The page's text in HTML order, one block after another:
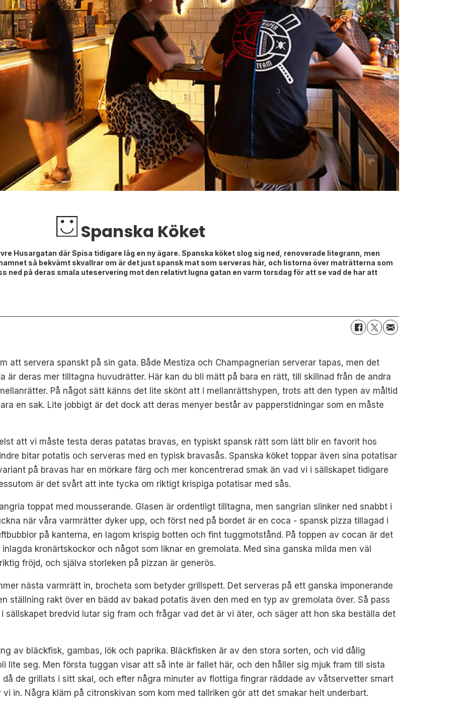
Spanska Köket
Husargatan där Spisa tidigare låg en ny ägare. Spanska köket slog sig ned, renoverade litegrann, men
så bekvämt skvallrar om är det just spansk mat som serveras här, och listorna över maträtterna som
ned på deras smala uteservering mot den relativt lugna gatan en varm torsdag för att se vad de har att
att servera spanskt på sin gata. Både Mestiza och Champagnerian serverar tapas, men det
är deras mer tilltagna huvudrätter. Här kan du bli mätt på bara en rätt, till skillnad från de andra
På något sätt känns det lite skönt att i mellanrättshypen, trots att den typen av måltid
en sak. Lite jobbigt är det dock att deras menyer består av papperstidningar som en måste
att vi måste testa deras patatas bravas, en typiskt spansk rätt som lätt blir en favorit hos
bitar potatis och serveras med en typisk bravasås. Spanska köket toppar även sina potatisar
på bravas har en mörkare färg och mer koncentrerad smak än vad vi i sällskapet tidigare
är det svårt att inte tycka om riktigt krispiga potatisar med sås.
toppat med mousserande. Glasen är ordentligt tilltagna, men sangrian slinker ned snabbt i
när våra varmrätter dyker upp, och först ned på bordet är en coca - spansk pizza tillagad i
på kanterna, en lagom krispig botten och fint tuggmotstånd. På toppen av cocan är det
kronärtskockor och något som liknar en gremolata. Med sina ganska milda men väl
fröjd, och själva storleken på pizzan är generös.
nästa varmrätt in, brocheta som betyder grillspett. Det serveras på ett ganska imponerande
ställning rakt över en bädd av bakad potatis även den med en typ av gremolata över. Så pass
sällskapet bredvid lutar sig fram och frågar vad det är vi äter, och säger att hon ska beställa det
av bläckfisk, gambas, lök och paprika. Bläckfisken är av den stora sorten, och vid dålig
lite seg. Men första tuggan visar att så inte är fallet här, och den håller sig mjuk fram till sista
då de grillats i sitt skal, och efter några minuter av flottiga fingrar räddade av våtservetter smart
in. Några kläm på citronskivan som kom med tallriken gör att det smakar helt underbart.